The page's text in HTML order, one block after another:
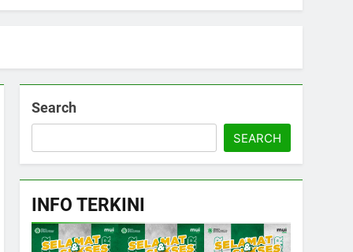
Search
SEARCH
INFO TERKINI